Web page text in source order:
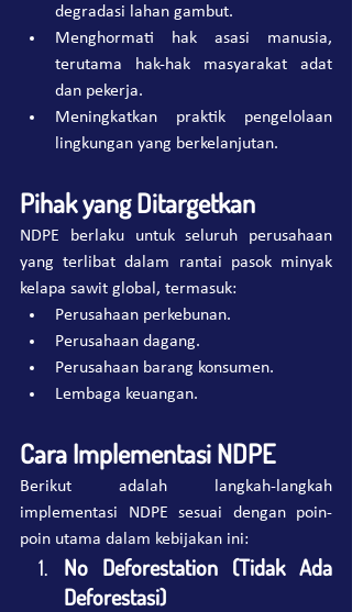
degradasi lahan gambut.
Menghormati hak asasi manusia,
terutama hak-hak masyarakat adat
dan pekerja.
Meningkatkan praktik pengelolaan
lingkungan yang berkelanjutan.
Pihak yang Ditargetkan
NDPE berlaku untuk seluruh perusahaan
yang terlibat dalam rantai pasok minyak
kelapa sawit global, termasuk:
Perusahaan perkebunan.
Perusahaan dagang.
Perusahaan barang konsumen.
Lembaga keuangan.
Cara Implementasi NDPE
Berikut adalah langkah-langkah
implementasi NDPE sesuai dengan poin-
poin utama dalam kebijakan ini:
No Deforestation (Tidak Ada
Deforestasi)